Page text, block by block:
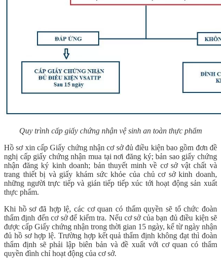
Quy trình cấp giấy chứng nhận vệ sinh an toàn thực phẩm
Hồ sơ xin cấp Giấy chứng nhận cơ sở đủ điều kiện bao gồm đơn đề
nghị cấp giấy chứng nhận mua tại nơi đăng ký; bản sao giấy chứng
nhận đăng ký kinh doanh; bản thuyết minh về cơ sở vật chất và
trang thiết bị và giấy khám sức khỏe của chủ cơ sở kinh doanh,
những người trực tiếp và gián tiếp tiếp xúc tới hoạt động sản xuất
thực phẩm.
Khi hồ sơ đã hợp lệ, các cơ quan có thẩm quyền sẽ tổ chức đoàn
thẩm định đến cơ sở để kiểm tra. Nếu cơ sở của bạn đủ điều kiện sẽ
được cấp Giấy chứng nhận trong thời gian 15 ngày, kể từ ngày nhận
đủ hồ sơ hợp lệ. Trường hợp kết quả thẩm định không đạt thì đoàn
thẩm định sẽ phải lập biên bản và đề xuất với cơ quan có thẩm
quyền đình chỉ hoạt động của cơ sở.